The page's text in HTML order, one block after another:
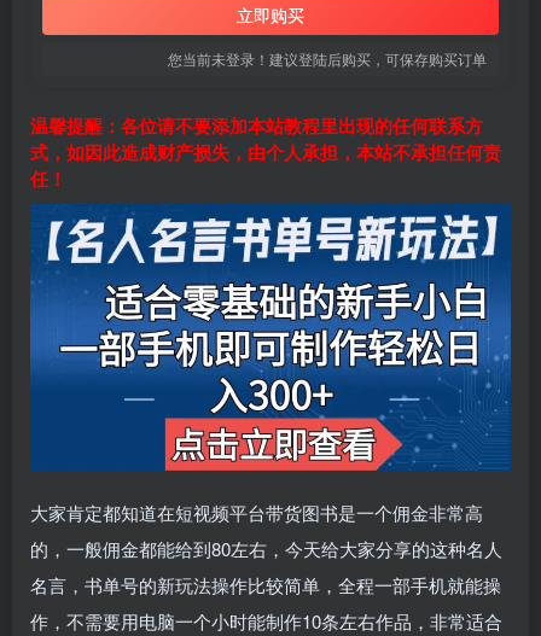
立即购买
您当前未登录！建议登陆后购买，可保存购买订单
温馨提醒：各位请不要添加本站教程里出现的任何联系方
式，如因此造成财产损失，由个人承担，本站不承担任何责
任！
大家肯定都知道在短视频平台带货图书是一个佣金非常高
的，一般佣金都能给到80左右，今天给大家分享的这种名人
名言，书单号的新玩法操作比较简单，全程一部手机就能操
作，不需要用电脑一个小时能制作10条左右作品，非常适合